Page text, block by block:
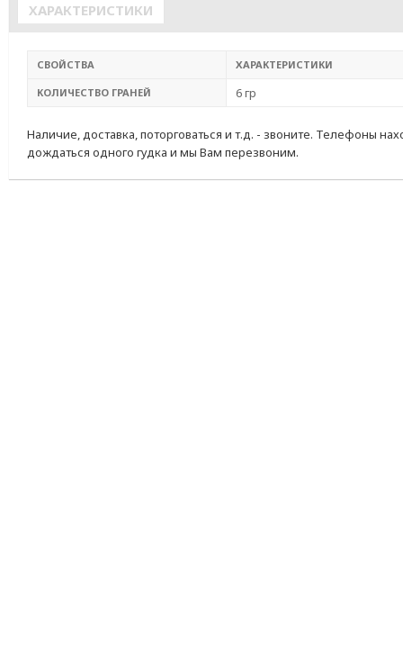
ХАРАКТЕРИСТИКИ
СВОЙСТВА ХАРАКТЕРИСТИКИ
КОЛИЧЕСТВО ГРАНЕЙ 6 гр
Наличие, доставка, поторговаться и т.д. - звоните. Телефоны
дождаться одного гудка и мы Вам перезвоним.